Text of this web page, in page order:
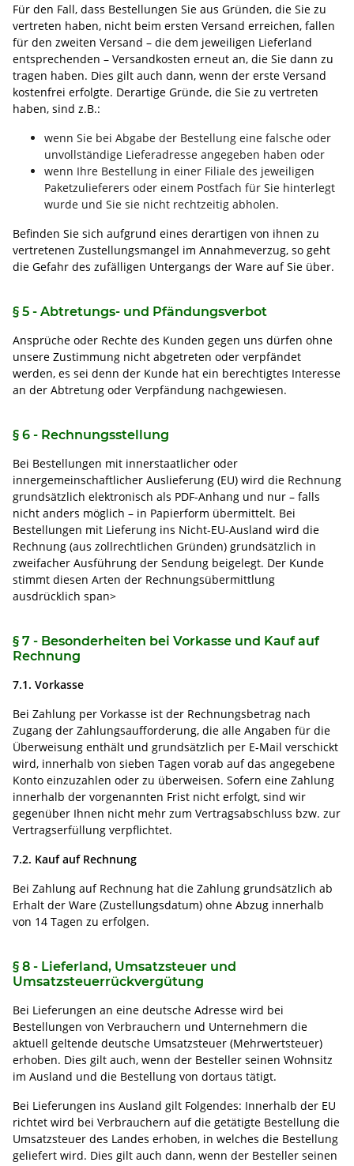
Für den Fall, dass Bestellungen Sie aus Gründen, die Sie zu
vertreten haben, nicht beim ersten Versand erreichen, fallen
für den zweiten Versand – die dem jeweiligen Lieferland
entsprechenden – Versandkosten erneut an, die Sie dann zu
tragen haben. Dies gilt auch dann, wenn der erste Versand
kostenfrei erfolgte. Derartige Gründe, die Sie zu vertreten
haben, sind z.B.:
wenn Sie bei Abgabe der Bestellung eine falsche oder
unvollständige Lieferadresse angegeben haben oder
wenn Ihre Bestellung in einer Filiale des jeweiligen
Paketzulieferers oder einem Postfach für Sie hinterlegt
wurde und Sie sie nicht rechtzeitig abholen.
Befinden Sie sich aufgrund eines derartigen von ihnen zu
vertretenen Zustellungsmangel im Annahmeverzug, so geht
die Gefahr des zufälligen Untergangs der Ware auf Sie über.
§ 5 - Abtretungs- und Pfändungsverbot
Ansprüche oder Rechte des Kunden gegen uns dürfen ohne
unsere Zustimmung nicht abgetreten oder verpfändet
werden, es sei denn der Kunde hat ein berechtigtes Interesse
an der Abtretung oder Verpfändung nachgewiesen.
§ 6 - Rechnungsstellung
Bei Bestellungen mit innerstaatlicher oder
innergemeinschaftlicher Auslieferung (EU) wird die Rechnung
grundsätzlich elektronisch als PDF-Anhang und nur – falls
nicht anders möglich – in Papierform übermittelt. Bei
Bestellungen mit Lieferung ins Nicht-EU-Ausland wird die
Rechnung (aus zollrechtlichen Gründen) grundsätzlich in
zweifacher Ausführung der Sendung beigelegt. Der Kunde
stimmt diesen Arten der Rechnungsübermittlung
ausdrücklich span>
§ 7 - Besonderheiten bei Vorkasse und Kauf auf
Rechnung
7.1. Vorkasse
Bei Zahlung per Vorkasse ist der Rechnungsbetrag nach
Zugang der Zahlungsaufforderung, die alle Angaben für die
Überweisung enthält und grundsätzlich per E-Mail verschickt
wird, innerhalb von sieben Tagen vorab auf das angegebene
Konto einzuzahlen oder zu überweisen. Sofern eine Zahlung
innerhalb der vorgenannten Frist nicht erfolgt, sind wir
gegenüber Ihnen nicht mehr zum Vertragsabschluss bzw. zur
Vertragserfüllung verpflichtet.
7.2. Kauf auf Rechnung
Bei Zahlung auf Rechnung hat die Zahlung grundsätzlich ab
Erhalt der Ware (Zustellungsdatum) ohne Abzug innerhalb
von 14 Tagen zu erfolgen.
§ 8 - Lieferland, Umsatzsteuer und
Umsatzsteuerrückvergütung
Bei Lieferungen an eine deutsche Adresse wird bei
Bestellungen von Verbrauchern und Unternehmern die
aktuell geltende deutsche Umsatzsteuer (Mehrwertsteuer)
erhoben. Dies gilt auch, wenn der Besteller seinen Wohnsitz
im Ausland und die Bestellung von dortaus tätigt.
Bei Lieferungen ins Ausland gilt Folgendes: Innerhalb der EU
richtet wird bei Verbrauchern auf die getätigte Bestellung die
Umsatzsteuer des Landes erhoben, in welches die Bestellung
geliefert wird. Dies gilt auch dann, wenn der Besteller seinen